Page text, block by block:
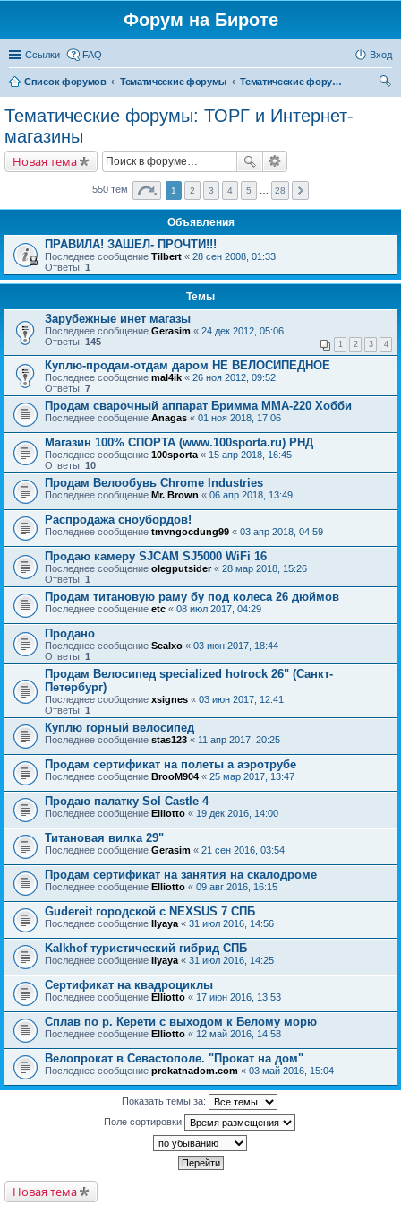
Форум на Бироте
Ссылки FAQ Вход
Список форумов Тематические форумы
Тематические форумы: ТОРГ и Интернет-магазины
Тематические форумы: ТОРГ и Интернет-
магазины
Новая тема
550 тем 1 2 3 4 5 28
Объявления
ПРАВИЛА! ЗАШЕЛ- ПРОЧТИ!!!
Последнее сообщение Tilbert « 28 сен 2008, 01:33
Ответы: 1
Темы
Зарубежные инет магазы
Последнее сообщение Gerasim « 24 дек 2012, 05:06
Ответы: 145 1 2 3 4
Куплю-продам-отдам даром НЕ ВЕЛОСИПЕДНОЕ
Последнее сообщение mal4ik « 26 ноя 2012, 09:52
Ответы: 7
Продам сварочный аппарат Бримма ММА-220 Хобби
Последнее сообщение Anagas « 01 ноя 2018, 17:06
Магазин 100% СПОРТА (www.100sporta.ru) РНД
Последнее сообщение 100sporta « 15 апр 2018, 16:45
Ответы: 10
Продам Велообувь Chrome Industries
Последнее сообщение Mr. Brown « 06 апр 2018, 13:49
Распродажа сноубордов!
Последнее сообщение tmvngocdung99 « 03 апр 2018, 04:59
Продаю камеру SJCAM SJ5000 WiFi 16
Последнее сообщение olegputsider« 28 мар 2018, 15:26
Ответы: 1
Продам титановую раму бу под колеса 26 дюймов
Последнее сообщение etc « 08 июл 2017, 04:29
Продано
Последнее сообщение Sealxo « 03 июн 2017, 18:44
Ответы: 1
Продам Велосипед specialized hotrock 26" (Санкт-
Петербург)
Последнее сообщение xsignes « 03 июн 2017, 12:41
Ответы: 1
Куплю горный велосипед
Последнее сообщение stas123 « 11 апр 2017, 20:25
Продам сертификат на полеты а аэротрубе
Последнее сообщение BrooM904 « 25 мар 2017, 13:47
Продаю палатку Sol Castle 4
Последнее сообщение Elliotto « 19 дек 2016, 14:00
Титановая вилка 29"
Последнее сообщение Gerasim « 21 сен 2016, 03:54
Продам сертификат на занятия на скалодроме
Последнее сообщение Elliotto « 09 авг 2016, 16:15
Gudereit городской с NEXSUS 7 СПБ
Последнее сообщение Ilyaya « 31 июл 2016, 14:56
Kalkhof туристический гибрид СПБ
Последнее сообщение Ilyaya « 31 июл 2016, 14:25
Сертификат на квадроциклы
Последнее сообщение Elliotto « 17 июн 2016, 13:53
Сплав по р. Керети с выходом к Белому морю
Последнее сообщение Elliotto « 12 май 2016, 14:58
Велопрокат в Севастополе. "Прокат на дом"
Последнее сообщение prokatnadom.com « 03 май 2016, 15:04
Показать темы за:
Поле сортировки
Новая тема